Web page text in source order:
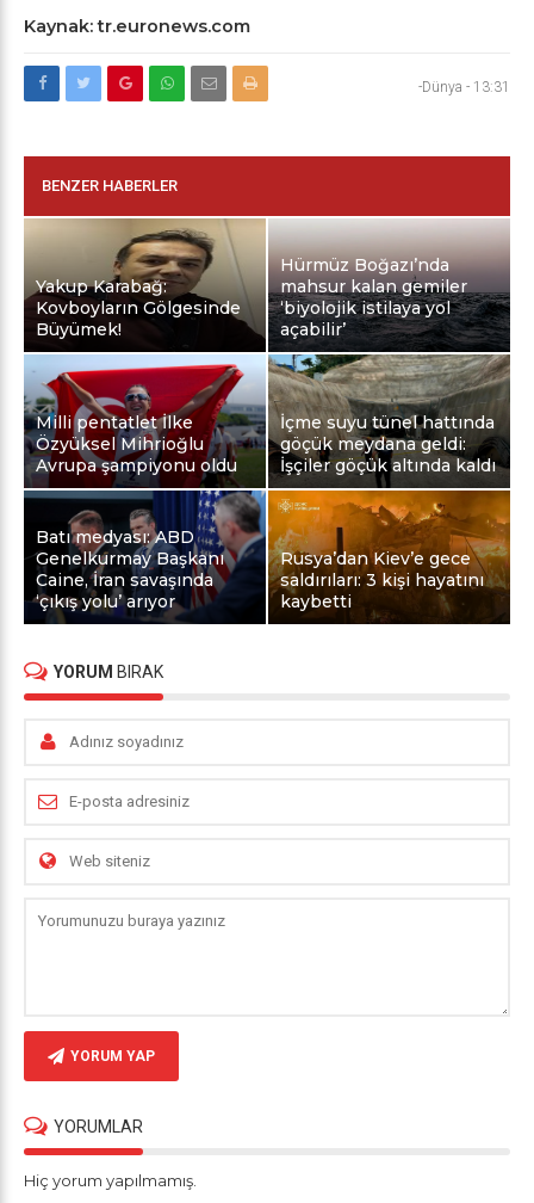
Kaynak: tr.euronews.com
-Dünya - 13:31
BENZER HABERLER
Yakup Karabağ:
Kovboyların Gölgesinde
Büyümek!
Hürmüz Boğazı’nda
mahsur kalan gemiler
‘biyolojik istilaya yol
açabilir’
Milli pentatlet İlke
Özyüksel Mihrioğlu
Avrupa şampiyonu oldu
İçme suyu tünel hattında
göçük meydana geldi:
İşçiler göçük altında kaldı
Batı medyası: ABD
Genelkurmay Başkanı
Caine, İran savaşında
‘çıkış yolu’ arıyor
Rusya’dan Kiev’e gece
saldırıları: 3 kişi hayatını
kaybetti
YORUM BIRAK
YORUM YAP
YORUMLAR
Hiç yorum yapılmamış.